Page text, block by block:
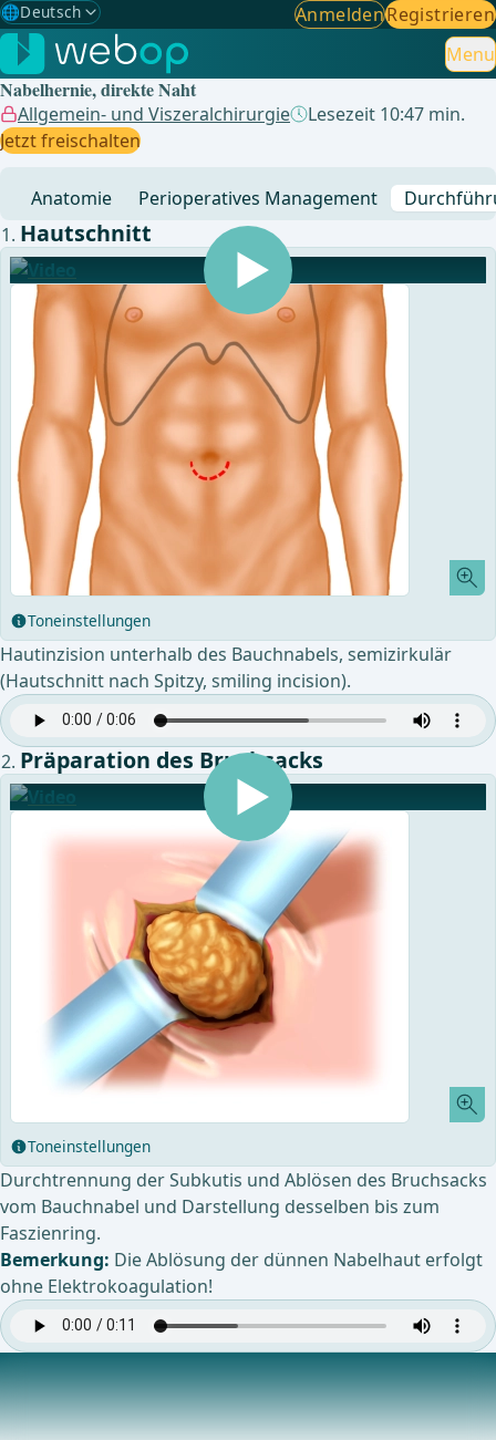
🌐Deutsch
Gewählte Sprache: Deutsch
🇩🇪 Deutsch ✓
🇬🇧English
🇪🇸Spanisch
🇧🇷Brasilianisch
AnmeldenRegistrieren
Menu
Nabelhernie, direkte Naht
Allgemein- und Viszeralchirurgie
Lesezeit 10:47 min.
Jetzt freischalten
Anatomie Perioperatives Management
Hautschnitt
Toneinstellungen
Hautinzision unterhalb des Bauchnabels, semizirkulär
(Hautschnitt nach Spitzy, smiling incision).
Präparation des Bruchsacks
Toneinstellungen
Durchtrennung der Subkutis und Ablösen des Bruchsacks
vom Bauchnabel und Darstellung desselben bis zum
Faszienring.
Bemerkung: Die Ablösung der dünnen Nabelhaut erfolgt
ohne Elektrokoagulation!
Darstellen der Faszienränder
Durch die Faszienlücke prolabiert zum größten